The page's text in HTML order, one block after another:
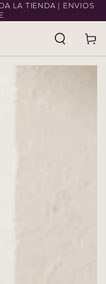
LA TIENDA | ENVIOS
Carrito